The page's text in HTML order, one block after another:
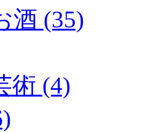
酒 (35)
術 (4)